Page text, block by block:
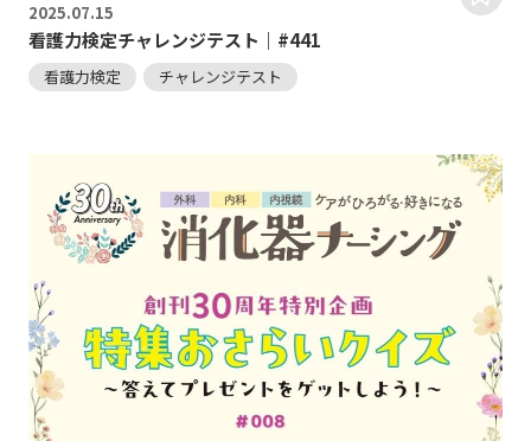
2025.07.15
看護力検定チャレンジテスト｜#441
看護力検定 チャレンジテスト